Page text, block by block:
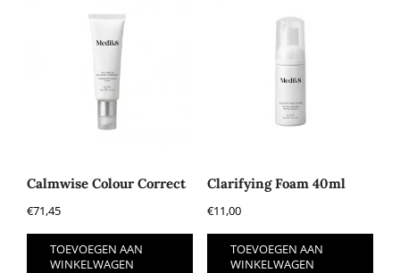
Calmwise Colour Correct
€71,45
TOEVOEGEN AAN
WINKELWAGEN
Clarifying Foam 40ml
€11,00
TOEVOEGEN AAN
WINKELWAGEN